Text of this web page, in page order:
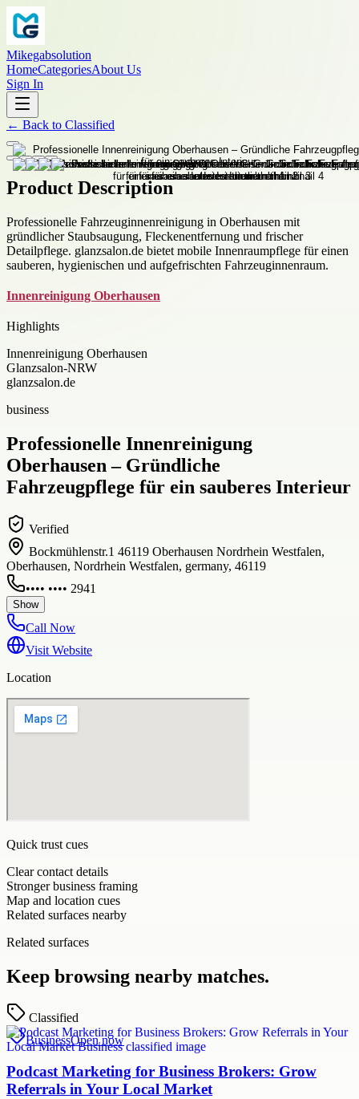
Mikegabsolution
HomeCategoriesAbout Us
Sign In
← Back to Classified
Product Description
Professionelle Fahrzeuginnenreinigung in Oberhausen mit
gründlicher Staubsaugung, Fleckenentfernung und frischer
Detailpflege. glanzsalon.de bietet mobile Innenraumpflege für einen
sauberen, hygienischen und aufgefrischten Fahrzeuginnenraum.
Innenreinigung Oberhausen
Highlights
Innenreinigung Oberhausen
Glanzsalon-NRW
glanzsalon.de
business
Professionelle Innenreinigung
Oberhausen – Gründliche
Fahrzeugpflege für ein sauberes Interieur
Verified
Bockmühlenstr.1 46119 Oberhausen Nordrhein Westfalen,
Oberhausen, Nordrhein Westfalen, germany, 46119
•••• •••• 2941
Show
Call Now
Visit Website
Location
Quick trust cues
Clear contact details
Stronger business framing
Map and location cues
Related surfaces nearby
Related surfaces
Keep browsing nearby matches.
Classified
BusinessOpen now
Podcast Marketing for Business Brokers: Grow
Referrals in Your Local Market